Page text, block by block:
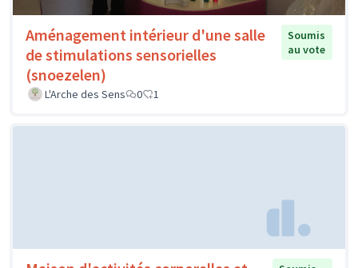
Aménagement intérieur d'une salle
de stimulations sensorielles
(snoezelen)
Soumis
au vote
L'Arche des Sens 0 1